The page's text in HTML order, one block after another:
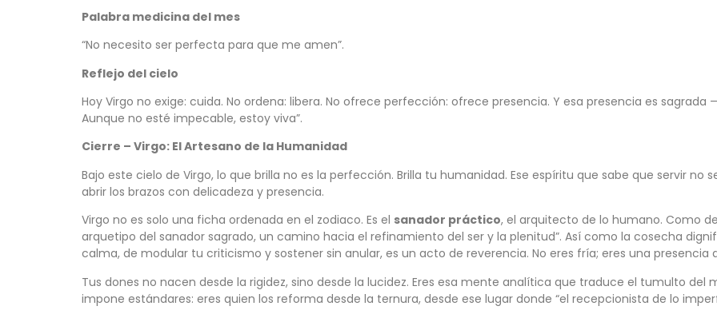
Palabra medicina del mes
“No necesito ser perfecta para que me amen”.
Reflejo del cielo
Hoy Virgo no exige: cuida. No ordena: libera. No ofrece perfección: ofrece presencia. Y esa presencia es
Aunque no esté impecable, estoy viva”.
Cierre – Virgo: El Artesano de la Humanidad
Bajo este cielo de Virgo, lo que brilla no es la perfección. Brilla tu humanidad. Ese espíritu que sabe que servir no
abrir los brazos con delicadeza y presencia.
Virgo no es solo una ficha ordenada en el zodiaco. Es el sanador práctico, el arquitecto de lo humano. Como
arquetipo del sanador sagrado, un camino hacia el refinamiento del ser y la plenitud”. Así como la cosecha
calma, de modular tu criticismo y sostener sin anular, es un acto de reverencia. No eres fría; eres una presencia
Tus dones no nacen desde la rigidez, sino desde la lucidez. Eres esa mente analítica que traduce el tumulto del
impone estándares: eres quien los reforma desde la ternura, desde ese lugar donde “el recepcionista de lo